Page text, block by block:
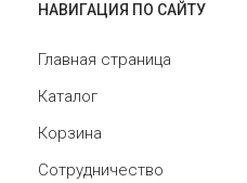
НАВИГАЦИЯ ПО САЙТУ
Главная страница
Каталог
Корзина
Сотрудничество